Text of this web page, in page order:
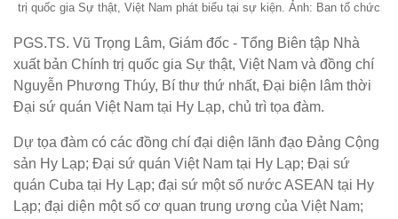
trị quốc gia Sự thật, Việt Nam phát biểu tại sự kiện. Ảnh: Ban tổ chức
PGS.TS. Vũ Trọng Lâm, Giám đốc - Tổng Biên tập Nhà
xuất bản Chính trị quốc gia Sự thật, Việt Nam và đồng chí
Nguyễn Phương Thúy, Bí thư thứ nhất, Đại biện lâm thời
Đại sứ quán Việt Nam tại Hy Lạp, chủ trì tọa đàm.
Dự tọa đàm có các đồng chí đại diện lãnh đạo Đảng Cộng
sản Hy Lạp; Đại sứ quán Việt Nam tại Hy Lạp; Đại sứ
quán Cuba tại Hy Lạp; đại sứ một số nước ASEAN tại Hy
Lạp; đại diện một số cơ quan trung ương của Việt Nam;